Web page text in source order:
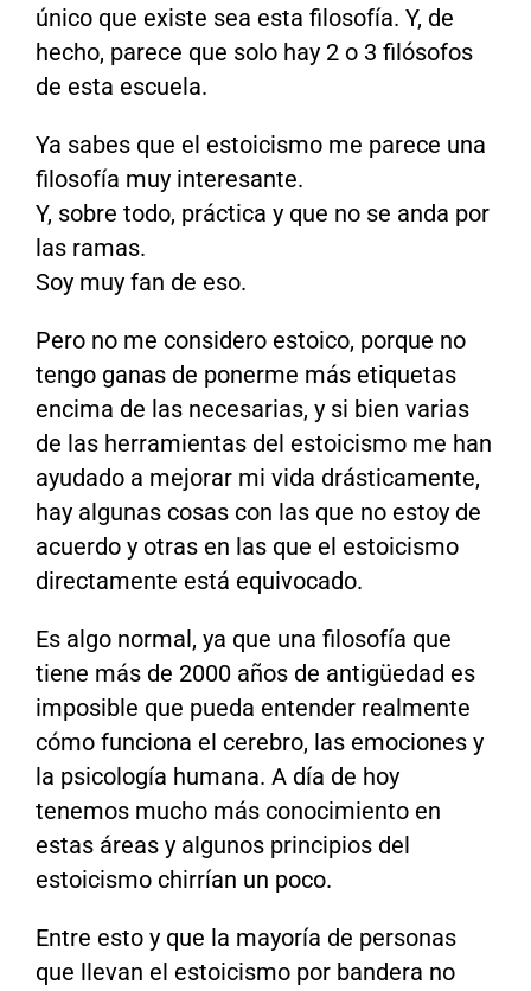
único que existe sea esta filosofía. Y, de
hecho, parece que solo hay 2 o 3 filósofos
de esta escuela.
Ya sabes que el estoicismo me parece una
filosofía muy interesante.
Y, sobre todo, práctica y que no se anda por
las ramas.
Soy muy fan de eso.
Pero no me considero estoico, porque no
tengo ganas de ponerme más etiquetas
encima de las necesarias, y si bien varias
de las herramientas del estoicismo me han
ayudado a mejorar mi vida drásticamente,
hay algunas cosas con las que no estoy de
acuerdo y otras en las que el estoicismo
directamente está equivocado.
Es algo normal, ya que una filosofía que
tiene más de 2000 años de antigüedad es
imposible que pueda entender realmente
cómo funciona el cerebro, las emociones y
la psicología humana. A día de hoy
tenemos mucho más conocimiento en
estas áreas y algunos principios del
estoicismo chirrían un poco.
Entre esto y que la mayoría de personas
que llevan el estoicismo por bandera no